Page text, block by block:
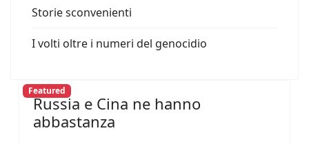
Storie sconvenienti
I volti oltre i numeri del genocidio
Featured
Russia e Cina ne hanno
abbastanza